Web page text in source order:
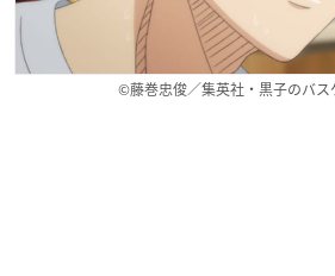
©藤巻忠俊／集英社・黒子のバス